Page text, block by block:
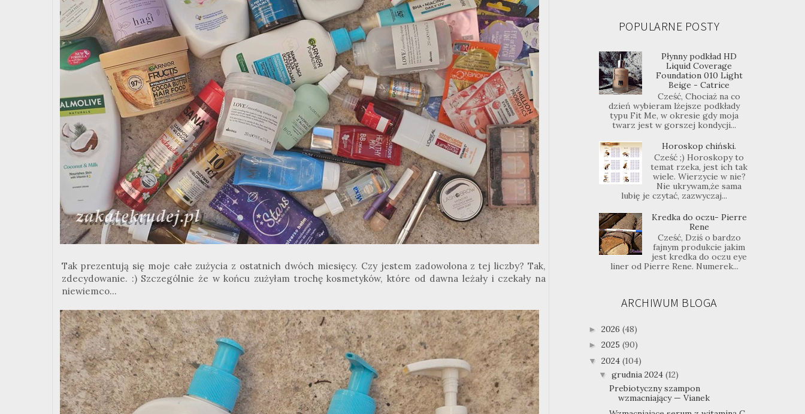
Tak prezentują się moje całe zużycia z ostatnich dwóch miesięcy. Czy jestem zadowolona z tej liczby? Tak,
zdecydowanie. :) Szczególnie że w końcu zużyłam trochę kosmetyków, które od dawna leżały i czekały na
niewiemco...
POPULARNE POSTY
Płynny podkład HD
Liquid Coverage
Foundation 010 Light
Beige - Catrice
Cześć, Chociaż na co
dzień wybieram lżejsze podkłady
typu Fit Me, w okresie gdy moja
twarz jest w gorszej kondycji...
Horoskop chiński.
Cześć ;) Horoskopy to
temat rzeka, jest ich tak
wiele. Wierzycie w nie?
Nie ukrywam,że sama
lubię je czytać, zazwyczaj...
Kredka do oczu- Pierre
Rene
Cześć, Dziś o bardzo
fajnym produkcie jakim
jest kredka do oczu eye
liner od Pierre Rene. Numerek...
ARCHIWUM BLOGA
► 2026 (48)
► 2025 (90)
▼ 2024 (104)
▼ grudnia 2024 (12)
Prebiotyczny szampon
wzmacniający — Vianek